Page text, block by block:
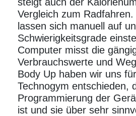
Vergleich zum
lassen sich manuell auf
Schwierigkeitsgrade
Computer misst die
Verbrauchswerte und
Body Up haben wir uns
Technogym entschieden,
Programmierung der
ist und sie über sehr